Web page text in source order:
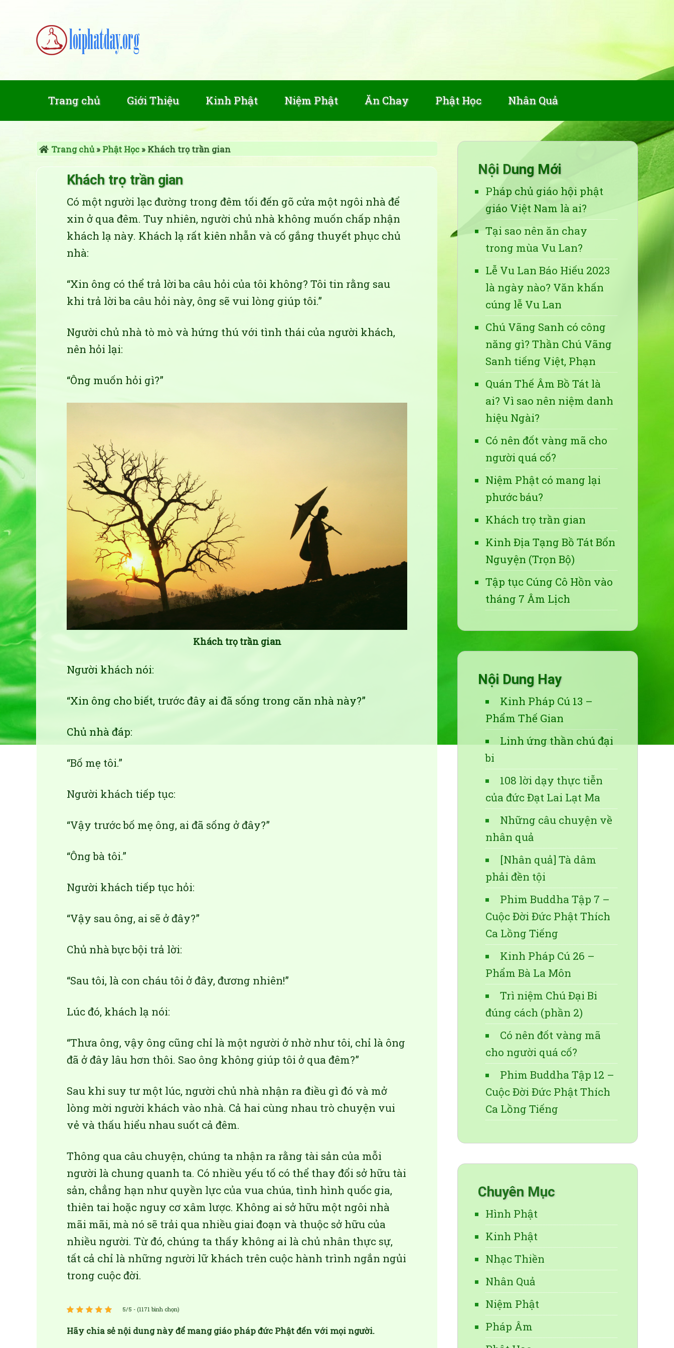
Trang chủ Giới Thiệu Kinh Phật Niệm Phật Ăn Chay Phật Học Nhân Quả
Trang chủ» Phật Học» Khách trọ trần gian
Khách trọ trần gian
Có một người lạc đường trong đêm tối đến gõ cửa một ngôi nhà để
xin ở qua đêm. Tuy nhiên, người chủ nhà không muốn chấp nhận
khách lạ này. Khách lạ rất kiên nhẫn và cố gắng thuyết phục chủ
nhà:
“Xin ông có thể trả lời ba câu hỏi của tôi không? Tôi tin rằng sau
khi trả lời ba câu hỏi này, ông sẽ vui lòng giúp tôi.”
Người chủ nhà tò mò và hứng thú với tình thái của người khách,
nên hỏi lại:
“Ông muốn hỏi gì?”
Khách trọ trần gian
Người khách nói:
“Xin ông cho biết, trước đây ai đã sống trong căn nhà này?”
Chủ nhà đáp:
“Bố mẹ tôi.”
Người khách tiếp tục:
“Vậy trước bố mẹ ông, ai đã sống ở đây?”
“Ông bà tôi.”
Người khách tiếp tục hỏi:
“Vậy sau ông, ai sẽ ở đây?”
Chủ nhà bực bội trả lời:
“Sau tôi, là con cháu tôi ở đây, đương nhiên!”
Lúc đó, khách lạ nói:
“Thưa ông, vậy ông cũng chỉ là một người ở nhờ như tôi, chỉ là ông
đã ở đây lâu hơn thôi. Sao ông không giúp tôi ở qua đêm?”
Sau khi suy tư một lúc, người chủ nhà nhận ra điều gì đó và mở
lòng mời người khách vào nhà. Cả hai cùng nhau trò chuyện vui
vẻ và thấu hiểu nhau suốt cả đêm.
Thông qua câu chuyện, chúng ta nhận ra rằng tài sản của mỗi
người là chung quanh ta. Có nhiều yếu tố có thể thay đổi sở hữu tài
sản, chẳng hạn như quyền lực của vua chúa, tình hình quốc gia,
thiên tai hoặc nguy cơ xâm lược. Không ai sở hữu một ngôi nhà
mãi mãi, mà nó sẽ trải qua nhiều giai đoạn và thuộc sở hữu của
nhiều người. Từ đó, chúng ta thấy không ai là chủ nhân thực sự,
tất cả chỉ là những người lữ khách trên cuộc hành trình ngắn ngủi
trong cuộc đời.
5/5 - (1171 bình chọn)
Hãy chia sẻ nội dung này để mang giáo pháp đức Phật đến với mọi người.
Nội Dung Mới
Pháp chủ giáo hội phật
giáo Việt Nam là ai?
Tại sao nên ăn chay
trong mùa Vu Lan?
Lễ Vu Lan Báo Hiếu 2023
là ngày nào? Văn khấn
cúng lễ Vu Lan
Chú Vãng Sanh có công
năng gì? Thần Chú Vãng
Sanh tiếng Việt, Phạn
Quán Thế Âm Bồ Tát là
ai? Vì sao nên niệm danh
hiệu Ngài?
Có nên đốt vàng mã cho
người quá cố?
Niệm Phật có mang lại
phước báu?
Khách trọ trần gian
Kinh Địa Tạng Bồ Tát Bổn
Nguyện (Trọn Bộ)
Tập tục Cúng Cô Hồn vào
tháng 7 Âm Lịch
Nội Dung Hay
Kinh Pháp Cú 13 –
Phẩm Thế Gian
Linh ứng thần chú đại
bi
108 lời dạy thực tiễn
của đức Đạt Lai Lạt Ma
Những câu chuyện về
nhân quả
[Nhân quả] Tà dâm
phải đền tội
Phim Buddha Tập 7 –
Cuộc Đời Đức Phật Thích
Ca Lồng Tiếng
Kinh Pháp Cú 26 –
Phẩm Bà La Môn
Trì niệm Chú Đại Bi
đúng cách (phần 2)
Có nên đốt vàng mã
cho người quá cố?
Phim Buddha Tập 12 –
Cuộc Đời Đức Phật Thích
Ca Lồng Tiếng
Chuyên Mục
Hình Phật
Kinh Phật
Nhạc Thiền
Nhân Quả
Niệm Phật
Pháp Âm